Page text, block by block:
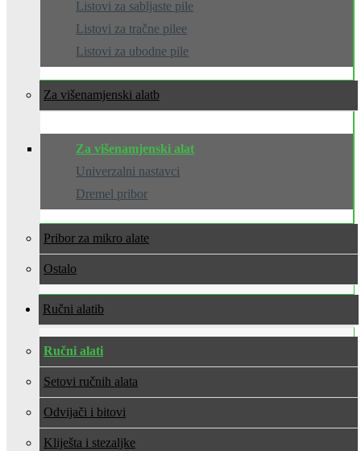
Listovi za sabljaste pile
Listovi za tračne pilee
Listovi za ubodne pile
Za višenamjenski alat
Za višenamjenski alat
Univerzalni nastavci
Dremel pribor
Pribor za mikro alate
Ostalo
Ručni alati
Ručni alati
Setovi ručnih alata
Odvijači i bitovi
Kliješta i stezaljke